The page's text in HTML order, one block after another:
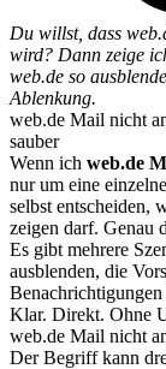
Du willst, dass
wird? Dann zeige
web.de so
Ablenkung.
web.de Mail nicht
sauber
Wenn ich web.de
nur um eine
selbst entscheiden,
zeigen darf. Genau
Es gibt mehrere
ausblenden, die
Klar. Direkt. Ohne
web.de Mail nicht
Der Begriff kann